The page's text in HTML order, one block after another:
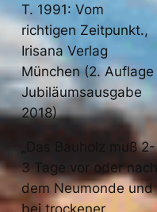
T. 1991: Vom
richtigen Zeitpunkt.,
Irisana Verlag
München (2. Auflage
Jubiläumsausgabe
2018)
„Das Bauholz muß 2-
3 Tage vor oder nach
dem Neumonde und
bei trockener